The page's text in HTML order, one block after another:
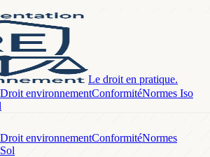
Le droit en pratique.
Droit environnementConformitéNormes Iso
Droit environnementConformitéNormes